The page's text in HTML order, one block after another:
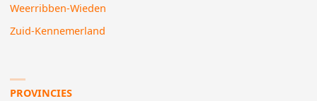
Weerribben-Wieden
Zuid-Kennemerland
PROVINCIES